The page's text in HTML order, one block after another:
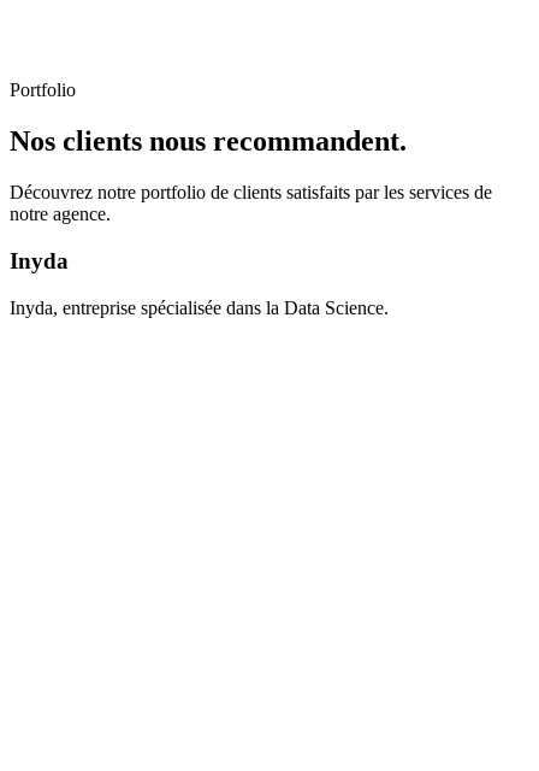
Portfolio
Nos clients nous recommandent.
Découvrez notre portfolio de clients satisfaits par les services de
notre agence.
Inyda
Inyda, entreprise spécialisée dans la Data Science.